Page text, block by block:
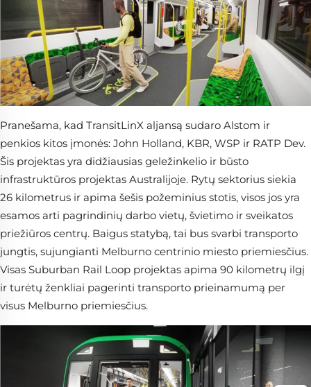
Pranešama, kad TransitLinX aljansą sudaro Alstom ir
penkios kitos įmonės: John Holland, KBR, WSP ir RATP Dev.
Šis projektas yra didžiausias geležinkelio ir būsto
infrastruktūros projektas Australijoje. Rytų sektorius siekia
26 kilometrus ir apima šešis požeminius stotis, visos jos yra
esamos arti pagrindinių darbo vietų, švietimo ir sveikatos
priežiūros centrų. Baigus statybą, tai bus svarbi transporto
jungtis, sujungianti Melburno centrinio miesto priemiesčius.
Visas Suburban Rail Loop projektas apima 90 kilometrų ilgį
ir turėtų ženkliai pagerinti transporto prieinamumą per
visus Melburno priemiesčius.